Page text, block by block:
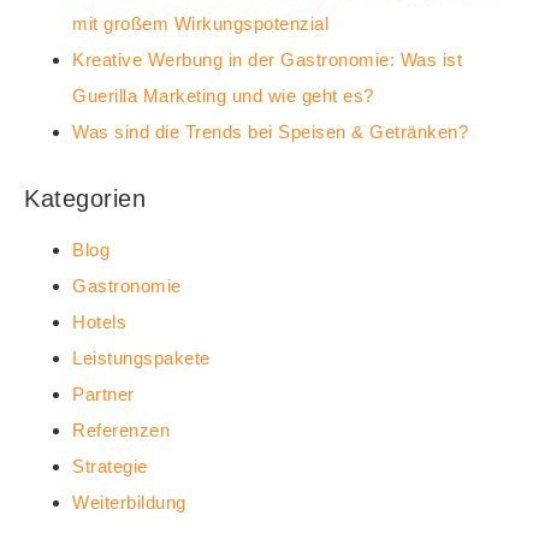
mit großem Wirkungspotenzial
Kreative Werbung in der Gastronomie: Was ist
Guerilla Marketing und wie geht es?
Was sind die Trends bei Speisen & Getränken?
Kategorien
Blog
Gastronomie
Hotels
Leistungspakete
Partner
Referenzen
Strategie
Weiterbildung